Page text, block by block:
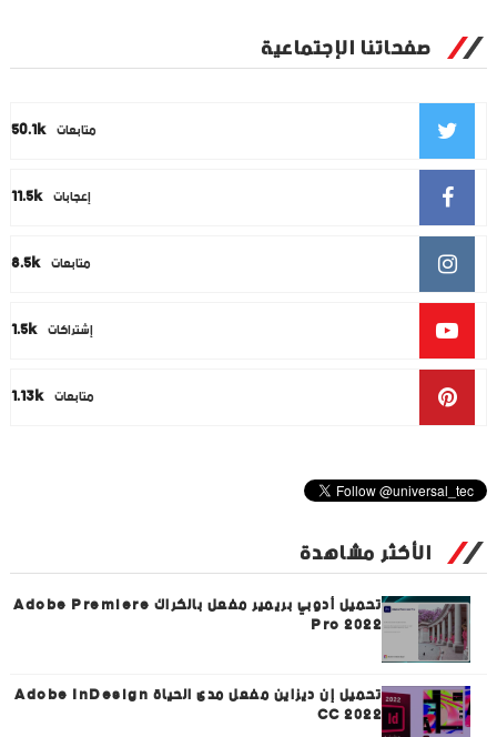
صفحاتنا الإجتماعية
50.1k متابعات
11.5k إعجابات
8.5k متابعات
1.5k إشتراكات
1.13k متابعات
الأكثر مشاهدة
تحميل أدوبي بريمير مفعل بالكراك Adobe Premiere
Pro 2022
تحميل إن ديزاين مفعل مدى الحياة Adobe InDesign
CC 2022